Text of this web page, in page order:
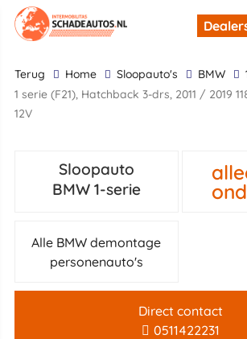
terug Home Sloopauto's BMW
1 serie (F21), Hatchback 3-drs, 2011 / 2019 118i 1.5 TwinPower
12V
Sloopauto
BMW 1-serie
Alle BMW demontage
personenauto's
Direct contact
0511422231